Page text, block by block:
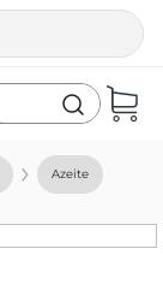
Azeite